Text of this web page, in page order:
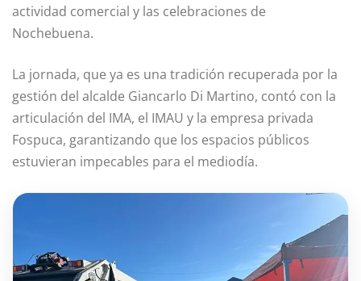
actividad comercial y las celebraciones de
Nochebuena.
La jornada, que ya es una tradición recuperada por la
gestión del alcalde Giancarlo Di Martino, contó con la
articulación del IMA, el IMAU y la empresa privada
Fospuca, garantizando que los espacios públicos
estuvieran impecables para el mediodía.